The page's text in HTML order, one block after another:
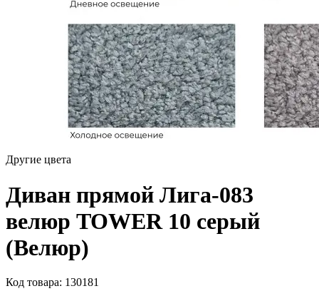
Другие цвета
Диван прямой Лига-083
велюр TOWER 10 серый
(Велюр)
Код товара: 130181